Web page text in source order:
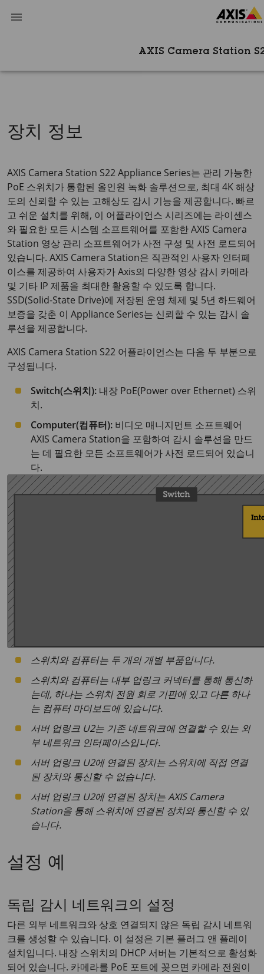
AXIS Camera Station
장치 정보
AXIS Camera Station S22 Appliance Series는 관리 가능한
PoE 스위치가 통합된 올인원 녹화 솔루션으로, 최대 4K 해상
도의 신뢰할 수 있는 고해상도 감시 기능을 제공합니다. 빠르
고 쉬운 설치를 위해, 이 어플라이언스 시리즈에는 라이센스
와 필요한 모든 시스템 소프트웨어를 포함한 AXIS Camera
Station 영상 관리 소프트웨어가 사전 구성 및 사전 로드되어
있습니다. AXIS Camera Station은 직관적인 사용자 인터페
이스를 제공하여 사용자가 Axis의 다양한 영상 감시 카메라
및 기타 IP 제품을 최대한 활용할 수 있도록 합니다.
SSD(Solid-State Drive)에 저장된 운영 체제 및 5년 하드웨어
보증을 갖춘 이 Appliance Series는 신뢰할 수 있는 감시 솔
루션을 제공합니다.
AXIS Camera Station S22 어플라이언스는 다음 두 부분으로
구성됩니다.
Switch(스위치): 내장 PoE(Power over Ethernet) 스위
치.
Computer(컴퓨터): 비디오 매니지먼트 소프트웨어
AXIS Camera Station을 포함하여 감시 솔루션을 만드
는 데 필요한 모든 소프트웨어가 사전 로드되어 있습니
다.
스위치와 컴퓨터는 두 개의 개별 부품입니다.
스위치와 컴퓨터는 내부 업링크 커넥터를 통해 통신하
는데, 하나는 스위치 전원 회로 기판에 있고 다른 하나
는 컴퓨터 마더보드에 있습니다.
서버 업링크 U2는 기존 네트워크에 연결할 수 있는 외
부 네트워크 인터페이스입니다.
서버 업링크 U2에 연결된 장치는 스위치에 직접 연결
된 장치와 통신할 수 없습니다.
서버 업링크 U2에 연결된 장치는 AXIS Camera
Station을 통해 스위치에 연결된 장치와 통신할 수 있
습니다.
설정 예
독립 감시 네트워크의 설정
다른 외부 네트워크와 상호 연결되지 않은 독립 감시 네트워
크를 생성할 수 있습니다. 이 설정은 기본 플러그 앤 플레이
설치입니다. 내장 스위치의 DHCP 서버는 기본적으로 활성화
되어 있습니다. 카메라를 PoE 포트에 꽂으면 카메라 전원이